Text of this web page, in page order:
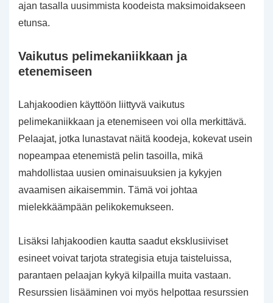
ajan tasalla uusimmista koodeista maksimoidakseen
etunsa.
Vaikutus pelimekaniikkaan ja
etenemiseen
Lahjakoodien käyttöön liittyvä vaikutus
pelimekaniikkaan ja etenemiseen voi olla merkittävä.
Pelaajat, jotka lunastavat näitä koodeja, kokevat usein
nopeampaa etenemistä pelin tasoilla, mikä
mahdollistaa uusien ominaisuuksien ja kykyjen
avaamisen aikaisemmin. Tämä voi johtaa
mielekkäämpään pelikokemukseen.
Lisäksi lahjakoodien kautta saadut eksklusiiviset
esineet voivat tarjota strategisia etuja taisteluissa,
parantaen pelaajan kykyä kilpailla muita vastaan.
Resurssien lisääminen voi myös helpottaa resurssien